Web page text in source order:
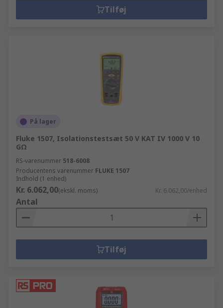
Tilføj
På lager
Fluke 1507, Isolationstestsæt 50 V KAT IV 1000 V 10
GΩ
RS-varenummer 518-6008
Producentens varenummer FLUKE 1507
Indhold (1 enhed)
Kr. 6.062,00(ekskl. moms) Kr. 6.062,00/enhed
Antal
Tilføj